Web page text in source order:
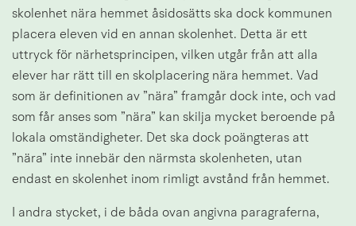
skolenhet nära hemmet åsidosätts ska dock kommunen
placera eleven vid en annan skolenhet. Detta är ett
uttryck för närhetsprincipen, vilken utgår från att alla
elever har rätt till en skolplacering nära hemmet. Vad
som är definitionen av ”nära” framgår dock inte, och vad
som får anses som ”nära” kan skilja mycket beroende på
lokala omständigheter. Det ska dock poängteras att
”nära” inte innebär den närmsta skolenheten, utan
endast en skolenhet inom rimligt avstånd från hemmet.
I andra stycket, i de båda ovan angivna paragraferna,